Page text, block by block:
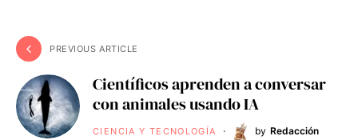
PREVIOUS ARTICLE
Científicos aprenden a conversar
con animales usando IA
CIENCIA Y TECNOLOGÍA by Redacción